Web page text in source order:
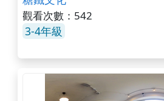
觀看次數：542
3-4年級